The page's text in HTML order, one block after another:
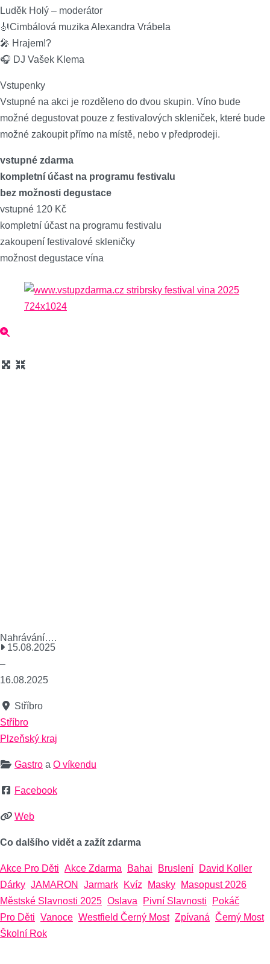
Luděk Holý – moderátor
🎻Cimbálová muzika Alexandra Vrábela
🎤 Hrajem!?
🎧 DJ Vašek Klema
Vstupenky
Vstupné na akci je rozděleno do dvou skupin. Víno bude
možné degustovat pouze z festivalových skleniček, které bude
možné zakoupit přímo na místě, nebo v předprodeji.
vstupné zdarma
kompletní účast na programu festivalu
bez možnosti degustace
vstupné 120 Kč
kompletní účast na programu festivalu
zakoupení festivalové skleničky
možnost degustace vína
Nahrávání….
15.08.2025
–
16.08.2025
Stříbro
Stříbro
Plzeňský kraj
Gastro a O víkendu
Facebook
Web
Co dalšího vidět a zažít zdarma
Akce Pro Děti Akce Zdarma Bahai Bruslení
David Koller
Dárky JAMARON Jarmark Kvíz Masky
Masopust 2026
Městské Slavnosti 2025 Oslava Pivní Slavnosti
Pokáč
Pro Děti Vanoce Westfield Černý Most Zpívaná Černý Most
Školní Rok